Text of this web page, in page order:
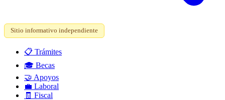
Sitio informativo independiente
📋 Trámites
🎓 Becas
🤝 Apoyos
💼 Laboral
🧾 Fiscal